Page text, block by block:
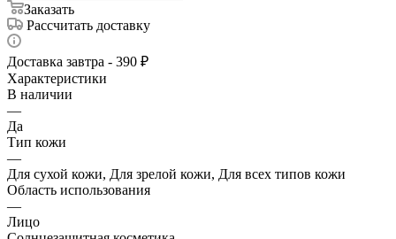
Заказать
Рассчитать доставку
Доставка завтра - 390 ₽
Характеристики
В наличии
—
Да
Тип кожи
—
Для сухой кожи, Для зрелой кожи, Для всех типов кожи
Область использования
—
Лицо